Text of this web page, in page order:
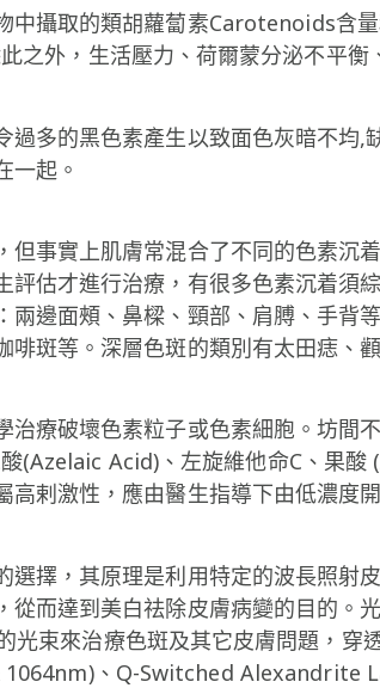
攝取的類胡蘿蔔素Carotenoids含
之外，生活壓力、荷爾蒙分泌不平
多的黑色素產生以致面色灰暗不均,
一起。
事實上肌膚常混合了不同的色素沉
估才進行治療，有很多色素沉着須
邊面頰、鼻樑、頸部、肩膊、手背
斑等。深層色斑的類別有太田痣、
療破壞色素粒子或色素細胞。坊間
Acid)、左旋維他命C、果酸
剌激性，應由醫生指導下由低濃度
擇，其原理是利用特定的波長照射
而達到美白祛除皮膚病變的目的。
束來治療色斑及其它皮膚問題，穿
、Q-Switched Alexandrite